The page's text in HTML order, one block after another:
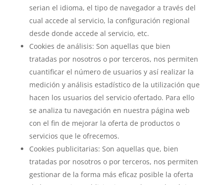
serian el idioma, el tipo de navegador a través del
cual accede al servicio, la configuración regional
desde donde accede al servicio, etc.
Cookies de análisis: Son aquellas que bien
tratadas por nosotros o por terceros, nos permiten
cuantificar el número de usuarios y así realizar la
medición y análisis estadístico de la utilización que
hacen los usuarios del servicio ofertado. Para ello
se analiza tu navegación en nuestra página web
con el fin de mejorar la oferta de productos o
servicios que le ofrecemos.
Cookies publicitarias: Son aquellas que, bien
tratadas por nosotros o por terceros, nos permiten
gestionar de la forma más eficaz posible la oferta